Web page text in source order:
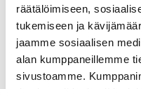
räätälöimiseen,
tukemiseen ja
jaamme sosiaalisen
alan kumppaneillemme
sivustoamme.
Ei
Taloyhtiössä on
Ei
Kohteen yleiskunto: